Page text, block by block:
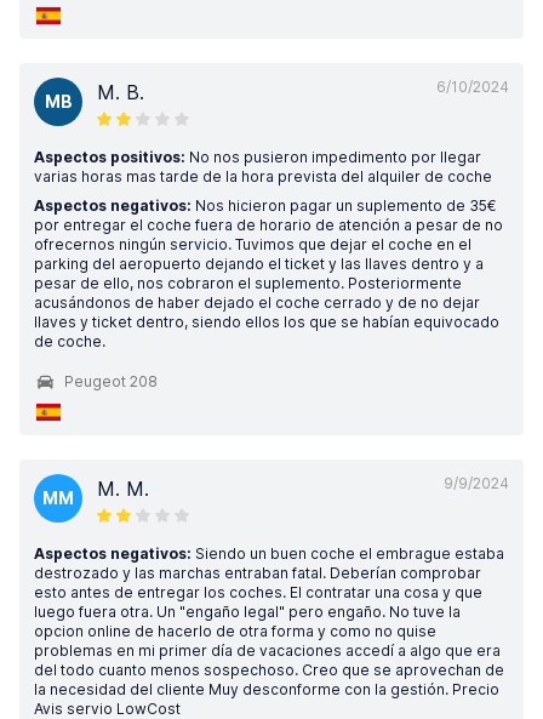
6/10/2024
MB M. B.
Aspectos positivos: No nos pusieron impedimento por llegar
varias horas mas tarde de la hora prevista del alquiler de coche
Aspectos negativos: Nos hicieron pagar un suplemento de 35€
por entregar el coche fuera de horario de atención a pesar de no
ofrecernos ningún servicio. Tuvimos que dejar el coche en el
parking del aeropuerto dejando el ticket y las llaves dentro y a
pesar de ello, nos cobraron el suplemento. Posteriormente
acusándonos de haber dejado el coche cerrado y de no dejar
llaves y ticket dentro, siendo ellos los que se habían equivocado
de coche.
Peugeot 208
9/9/2024
MM M. M.
Aspectos negativos: Siendo un buen coche el embrague estaba
destrozado y las marchas entraban fatal. Deberían comprobar
esto antes de entregar los coches. El contratar una cosa y que
luego fuera otra. Un "engaño legal" pero engaño. No tuve la
opcion online de hacerlo de otra forma y como no quise
problemas en mi primer día de vacaciones accedí a algo que era
del todo cuanto menos sospechoso. Creo que se aprovechan de
la necesidad del cliente Muy desconforme con la gestión. Precio
Avis servio LowCost